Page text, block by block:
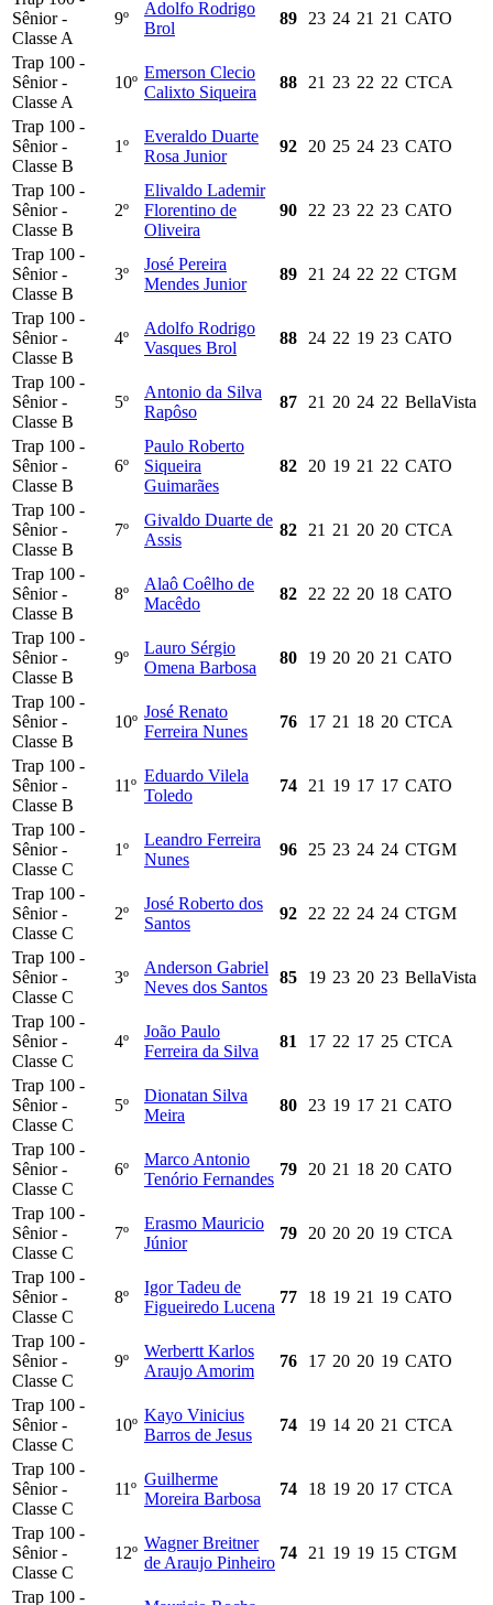
Sênior -
Classe A
9º
Adolfo Rodrigo
Brol
89 23 24 21 21 CATO
Trap 100 -
Sênior -
Classe A
10º
Emerson Clecio
Calixto Siqueira
88 21 23 22 22 CTCA
Trap 100 -
Sênior -
Classe B
1º
Everaldo Duarte
Rosa Junior
92 20 25 24 23 CATO
Trap 100 -
Sênior -
Classe B
2º
Elivaldo Lademir
Florentino de
Oliveira
90 22 23 22 23 CATO
Trap 100 -
Sênior -
Classe B
3º
José Pereira
Mendes Junior
89 21 24 22 22 CTGM
Trap 100 -
Sênior -
Classe B
4º
Adolfo Rodrigo
Vasques Brol
88 24 22 19 23 CATO
Trap 100 -
Sênior -
Classe B
5º
Antonio da Silva
Rapôso
87 21 20 24 22 BellaVista
Trap 100 -
Sênior -
Classe B
6º
Paulo Roberto
Siqueira
Guimarães
82 20 19 21 22 CATO
Trap 100 -
Sênior -
Classe B
7º
Givaldo Duarte de
Assis
82 21 21 20 20 CTCA
Trap 100 -
Sênior -
Classe B
8º
Alaô Coêlho de
Macêdo
82 22 22 20 18 CATO
Trap 100 -
Sênior -
Classe B
9º
Lauro Sérgio
Omena Barbosa
80 19 20 20 21 CATO
Trap 100 -
Sênior -
Classe B
10º
José Renato
Ferreira Nunes
76 17 21 18 20 CTCA
Trap 100 -
Sênior -
Classe B
11º
Eduardo Vilela
Toledo
74 21 19 17 17 CATO
Trap 100 -
Sênior -
Classe C
1º
Leandro Ferreira
Nunes
96 25 23 24 24 CTGM
Trap 100 -
Sênior -
Classe C
2º
José Roberto dos
Santos
92 22 22 24 24 CTGM
Trap 100 -
Sênior -
Classe C
3º
Anderson Gabriel
Neves dos Santos
85 19 23 20 23 BellaVista
Trap 100 -
Sênior -
Classe C
4º
João Paulo
Ferreira da Silva
81 17 22 17 25 CTCA
Trap 100 -
Sênior -
Classe C
5º
Dionatan Silva
Meira
80 23 19 17 21 CATO
Trap 100 -
Sênior -
Classe C
6º
Marco Antonio
Tenório Fernandes
79 20 21 18 20 CATO
Trap 100 -
Sênior -
Classe C
7º
Erasmo Mauricio
Júnior
79 20 20 20 19 CTCA
Trap 100 -
Sênior -
Classe C
8º
Igor Tadeu de
Figueiredo Lucena
77 18 19 21 19 CATO
Trap 100 -
Sênior -
Classe C
9º
Werbertt Karlos
Araujo Amorim
76 17 20 20 19 CATO
Trap 100 -
Sênior -
Classe C
10º
Kayo Vinicius
Barros de Jesus
74 19 14 20 21 CTCA
Trap 100 -
Sênior -
Classe C
11º
Guilherme
Moreira Barbosa
74 18 19 20 17 CTCA
Trap 100 -
Sênior -
Classe C
12º
Wagner Breitner
de Araujo Pinheiro
74 21 19 19 15 CTGM
Trap 100 -